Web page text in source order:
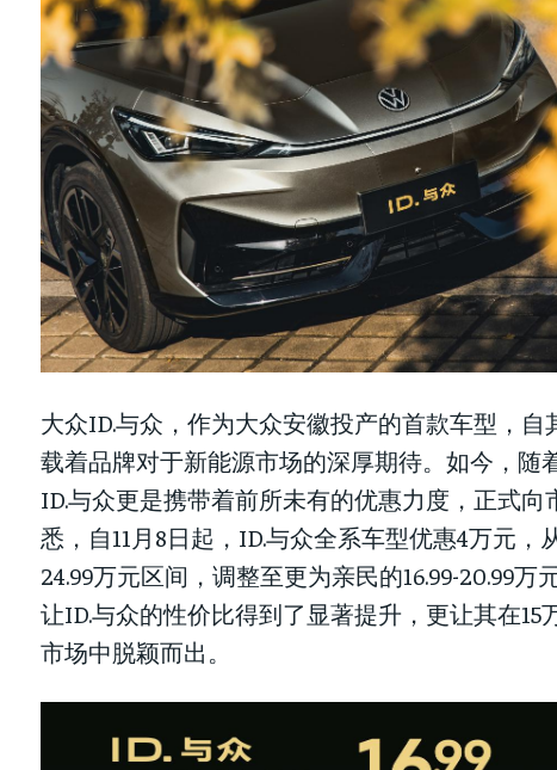
大众ID.与众，作为大众安徽投产的首款车型，自
载着品牌对于新能源市场的深厚期待。如今，随
ID.与众更是携带着前所未有的优惠力度，正式向
悉，自11月8日起，ID.与众全系车型优惠4万元，
24.99万元区间，调整至更为亲民的16.99-20.99万
让ID.与众的性价比得到了显著提升，更让其在15
市场中脱颖而出。